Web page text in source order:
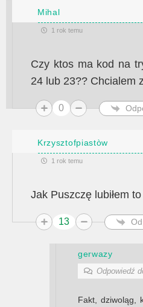
Mihal
1 rok temu
Czy ktos ma kod na
24 lub 23?? Chcialem
0
Krzysztofpiastòw
1 rok temu
Jak Puszczę lubiłem
13
gerwazy
Odpowiedź
Fakt, dziwoląg,